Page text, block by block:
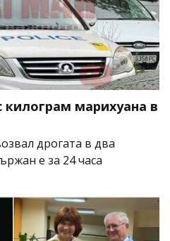
килограм марихуана в
дрогата в два
е за 24 часа